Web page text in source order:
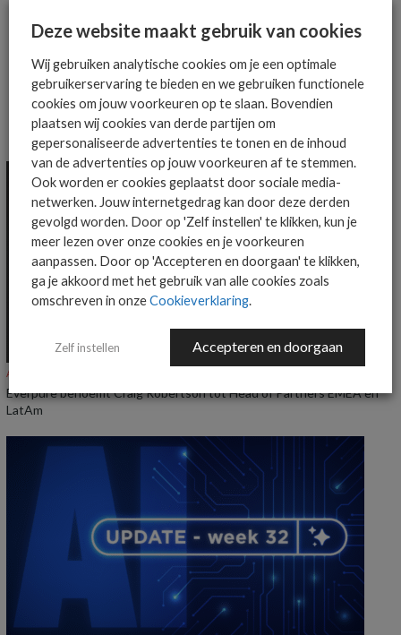
MEER ALGEMEEN IT NIEUWS NIEUWS
ALGEMEEN IT NIEUWS
Everpure benoemt Craig Robertson tot Head of Partners EMEA en
LatAm
Deze website maakt gebruik van cookies
Wij gebruiken analytische cookies om je een optimale
gebruikerservaring te bieden en we gebruiken functionele
cookies om jouw voorkeuren op te slaan. Bovendien
plaatsen wij cookies van derde partijen om
gepersonaliseerde advertenties te tonen en de inhoud
van de advertenties op jouw voorkeuren af te stemmen.
Ook worden er cookies geplaatst door sociale media-
netwerken. Jouw internetgedrag kan door deze derden
gevolgd worden. Door op 'Zelf instellen' te klikken, kun je
meer lezen over onze cookies en je voorkeuren
aanpassen. Door op 'Accepteren en doorgaan' te klikken,
ga je akkoord met het gebruik van alle cookies zoals
omschreven in onzeCookieverklaring.
Zelf instellen Accepteren en doorgaan